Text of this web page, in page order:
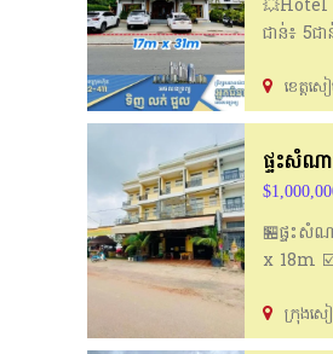
💥Hotel
ជាន់៖ 5ជ
ខេត្តស
ផ្ទះសំណ
🏪ផ្ទះសំ
x 18m ☑️
moreក្រុងសៀ